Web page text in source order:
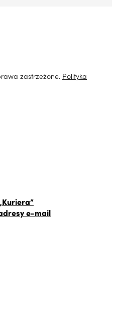
zastrzeżone. Polityka
e-mail